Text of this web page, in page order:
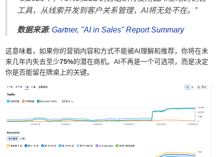
工具，从线索开发到客户关系管理，AI将无处不在。”
数据来源:Gartner, "AI in Sales" Report Summary
这意味着，如果你的营销内容和方式不能被AI理解和推荐，你将在未
来几年内失去至少75%的潜在商机。AI不再是一个可选项，而是决定
你是否能留在牌桌上的关键。